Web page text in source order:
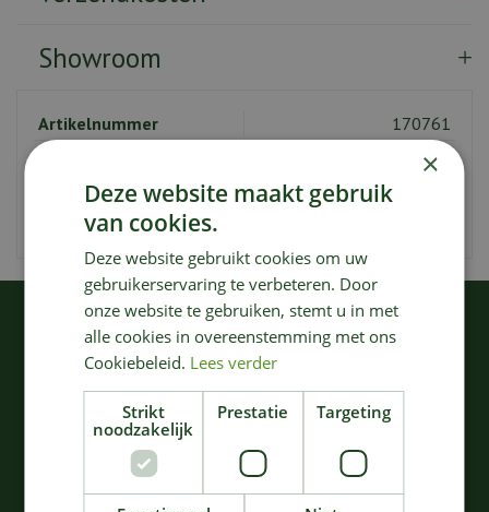
Showroom
Artikelnummer
170761
5420000747692
KIJK OOK EENS NAAR:
×
Deze website maakt gebruik
van cookies.
Deze website gebruikt cookies om uw
gebruikerservaring te verbeteren. Door
onze website te gebruiken, stemt u in met
alle cookies in overeenstemming met ons
Cookiebeleid. Lees verder
Strikt
noodzakelijk
Prestatie Targeting